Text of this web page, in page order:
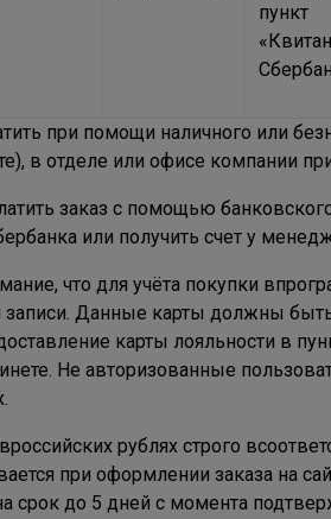
пункт
при помощи наличного или
в отделе или офисе компании
заказ с помощью
или получить счет у
что для учёта покупки
записи. Данные карты должны
карты лояльности в
Не авторизованные
рублях строго
при оформлении заказа на
срок до 5 дней с момента